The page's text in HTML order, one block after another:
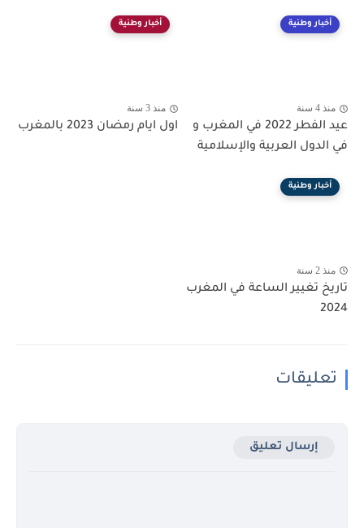
أخبار وطنية
منذ 4 سنة
عيد الفطر 2022 في المغرب و
في الدول العربية والإسلامية
أخبار وطنية
منذ 3 سنة
اول ايام رمضان 2023 بالمغرب
أخبار وطنية
منذ 2 سنة
تاريخ تغيير الساعة في المغرب
2024
تعليقات
إرسال تعليق